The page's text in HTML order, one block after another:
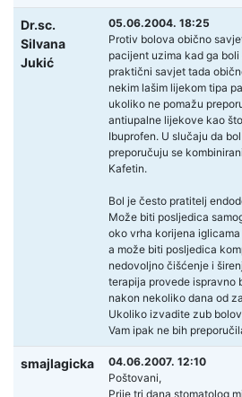
Dr.sc.
Silvana
Jukić
05.06.2004. 18:25
Protiv bolova obično
pacijent uzima kad ga
praktični savjet tada
nekim lašim lijekom tipa
ukoliko ne pomažu
antiupalne lijekove kao
Ibuprofen. U slučaju da
preporučuju se
Kafetin.
Bol je često pratitelj
Može biti posljedica
oko vrha korijena
a može biti posljedica
nedovoljno čišćenje i
terapija provede ispravno
nakon nekoliko dana od
Ukoliko izvadite zub
Vam ipak ne bih
smajlagicka
04.06.2007. 12:10
Poštovani,
Prije tri dana stomatolog